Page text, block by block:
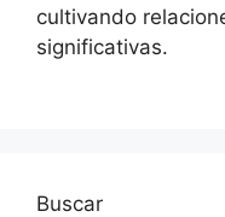
cultivando
significativas.
Buscar